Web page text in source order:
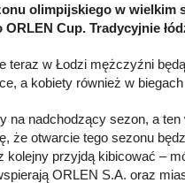
olimpijskiego w wielkim
Cup. Tradycyjnie
teraz w Łodzi mężczyźni
a kobiety również w
nadchodzący sezon, a
że otwarcie tego sezonu
kolejny przyjdą kibicować –
ORLEN S.A. oraz